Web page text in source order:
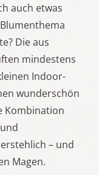
auch etwas
Die aus
mindestens
Indoor-
wunderschön
Kombination
– und
Magen.